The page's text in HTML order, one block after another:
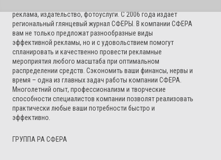
реклама, издательство, фотоуслуги. С 2006 года издает
региональный глянцевый журнал СФЕРЫ. В компании СФЕРА
вам не только предложат разнообразные виды
эффективной рекламы, но и с удовольствием помогут
спланировать и качественно провести рекламные
мероприятия любого масштаба при оптимальном
распределении средств. Сэкономить ваши финансы, нервы и
время – одна из главных задач работы компании СФЕРА.
Многолетний опыт, профессионализм и творческие
способности специалистов компании позволят реализовать
практически любые ваши потребности быстро и
эффективно.
ГРУППА РА СФЕРА